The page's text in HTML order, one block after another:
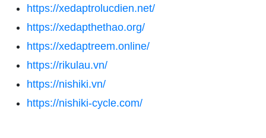
https://xedaptrolucdien.net/
https://xedapthethao.org/
https://xedaptreem.online/
https://rikulau.vn/
https://nishiki.vn/
https://nishiki-cycle.com/